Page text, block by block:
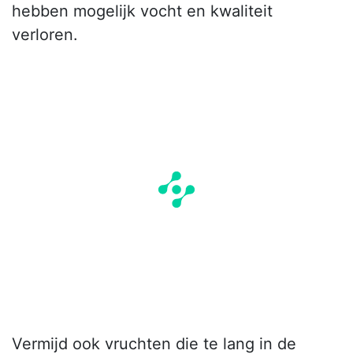
hebben mogelijk vocht en kwaliteit
verloren.
Vermijd ook vruchten die te lang in de